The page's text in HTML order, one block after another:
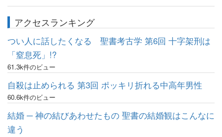
アクセスランキング
つい人に話したくなる 聖書考古学 第6回 十字架刑は
「窒息死」!?
61.3k件のビュー
自殺は止められる 第3回 ポッキリ折れる中高年男性
60.6k件のビュー
結婚 ─ 神の結びあわせたもの 聖書の結婚観はこんなに
違う